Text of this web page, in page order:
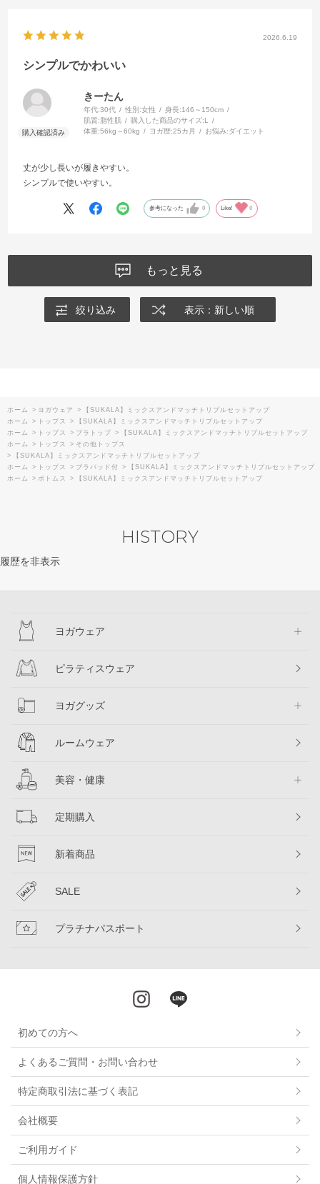
2026.6.19
シンプルでかわいい
きーたん
年代:30代 性別:女性 身長:146～150cm
肌質: 脂性肌 購入した商品のサイズ:L
体重:56kg～60kg ヨガ歴:25カ月 お悩み:ダイエット
丈が少し長いが履きやすい。
シンプルで使いやすい。
参考になった 0 Like! 0
もっと見る
絞り込み 表示：新しい順
ホーム > ヨガウェア >
【SUKALA】ミックスアンドマッチトリプルセットアップ
ホーム
> トップス >
【SUKALA】ミックスアンドマッチトリプルセットアップ
ホーム
> トップス > ブラトップ >
【SUKALA】ミックスアンドマッチトリプルセットアップ
ホーム
> トップス > その他トップス
>
【SUKALA】ミックスアンドマッチトリプルセットアップ
ホーム
> トップス > ブラパッド付 >
【SUKALA】ミックスアンドマッチトリプルセットアップ
ホーム
> ボトムス > 【SUKALA】ミックスアンドマッチトリプルセットアップ
HISTORY
履歴を非表示
ヨガウェア
ピラティスウェア
ヨガグッズ
ルームウェア
美容・健康
定期購入
新着商品
SALE
プラチナパスポート
初めての方へ
よくあるご質問・お問い合わせ
特定商取引法に基づく表記
会社概要
ご利用ガイド
個人情報保護方針